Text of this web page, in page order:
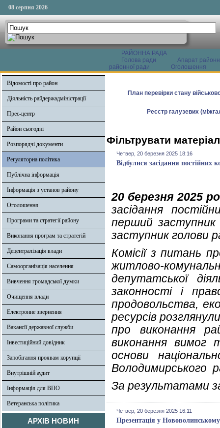
08 серпня 2026
РАЙОННА РАДА
Голова ради
Апарат
районної ради
Оголошення
Відомості про район
Діяльність райдержадміністрації
Прес-центр
Район сьогодні
Розпорядчі документи
Регуляторна політика
Публічна інформація
Інформація з установ району
Оголошення
Програми та стратегії району
Виконання програм та стратегій
Децентралізація влади
Самоорганізація населення
Вивчення громадської думки
Очищення влади
Електронне звернення
Вакансії державної служби
Інвестиційний довідник
Запобігання проявам корупції
Внутрішній аудит
Інформація для ВПО
Ветеранська політика
АРХІВ НОВИН
План перевірки стану
Реєстр галузевих
Фільтрувати
Четвер, 20 березня 2025 18:16
Відбулися засідання постійних
20 березня 2025
засідання
перший заступник
заступник голови
Комісії з питань
житлово-
депутатської
законності і
продовольства,
ресурсів
про виконання
виконання вимог
основи
Володимирського
За результатами
Четвер, 20 березня 2025 16:11
Презентація у Нововолинському